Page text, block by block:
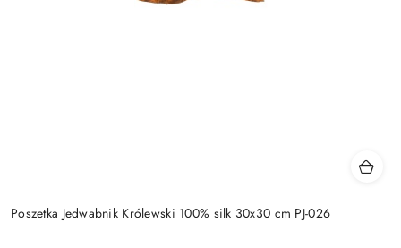
Poszetka Jedwabnik Królewski 100% silk 30x30 cm PJ-026